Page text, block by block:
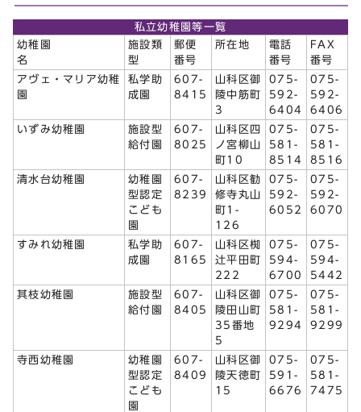
私立幼稚園等一覧
幼稚園
名
施設類
型
郵便
番号
所在地
電話
番号
FAX
番号
アヴェ・マリア幼稚
園
私学助
成園
607-
8415
山科区御
陵中筋町
3
075-
592-
6404
075-
592-
6406
いずみ幼稚園
施設型
給付園
607-
8025
山科区四
ノ宮柳山
町10
075-
581-
8514
075-
581-
8516
清水台幼稚園
幼稚園
型認定
こども
園
607-
8239
山科区勧
修寺丸山
町1-
126
075-
592-
6052
075-
592-
6070
すみれ幼稚園
私学助
成園
607-
8165
山科区椥
辻平田町
222
075-
594-
6700
075-
594-
5442
其枝幼稚園
施設型
給付園
607-
8405
山科区御
陵田山町
35番地
5
075-
581-
9294
075-
581-
9299
寺西幼稚園
幼稚園
型認定
こども
園
607-
8409
山科区御
陵天徳町
15
075-
591-
6676
075-
581-
7475